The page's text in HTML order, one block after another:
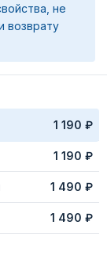
не
возврату
1 190 ₽
1 190 ₽
1 490 ₽
1 490 ₽